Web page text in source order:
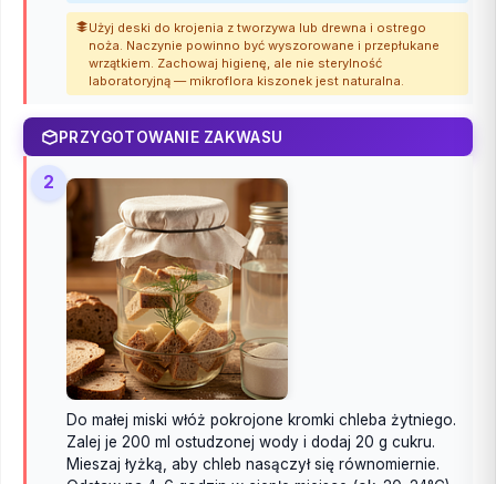
Użyj deski do krojenia z tworzywa lub drewna i ostrego
noża. Naczynie powinno być wyszorowane i przepłukane
wrzątkiem. Zachowaj higienę, ale nie sterylność
laboratoryjną — mikroflora kiszonek jest naturalna.
PRZYGOTOWANIE ZAKWASU
2
Do małej miski włóż pokrojone kromki chleba żytniego.
Zalej je 200 ml ostudzonej wody i dodaj 20 g cukru.
Mieszaj łyżką, aby chleb nasączył się równomiernie.